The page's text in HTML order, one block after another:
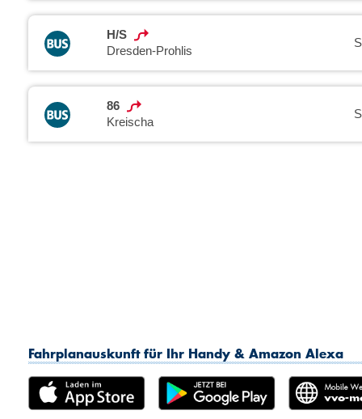
H/S
Dresden-Prohlis
86
Kreischa
Fahrplanauskunft für Ihr Handy & Amazon Alexa